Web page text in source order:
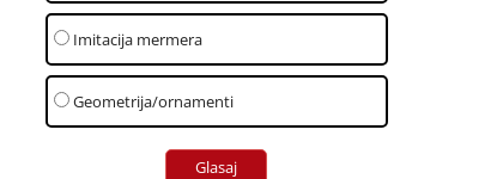
Imitacija mermera
Geometrija/ornamenti